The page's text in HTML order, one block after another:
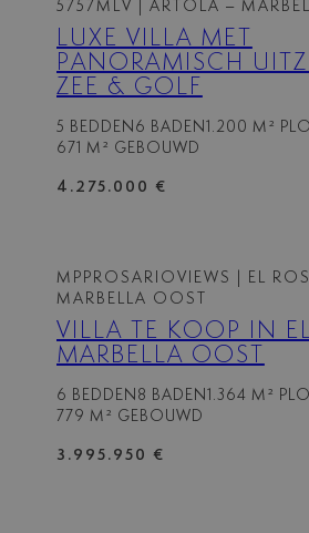
5757MLV | ARTOLA –
LUXE VILLA MET
PANORAMISCH
ZEE & GOLF
5 BEDDEN 6 BADEN
1.200 M²
671 M² GEBOUWD
4.275.000 €
MPPROSARIOVIEWS
| EL
MARBELLA OOST
VILLA TE KOOP IN
MARBELLA OOST
6 BEDDEN 8 BADEN
1.364 M²
779 M² GEBOUWD
3.995.950 €